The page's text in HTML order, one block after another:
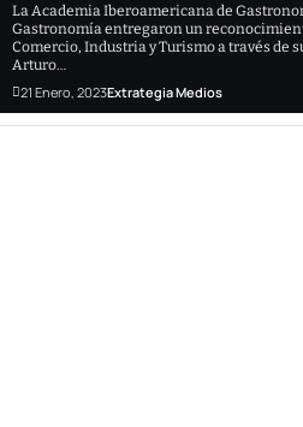
La Academia Iberoamericana de
Gastronomía entregaron un
Comercio, Industria y Turismo a través de
Arturo…
21 Enero, 2023Extrategia Medios